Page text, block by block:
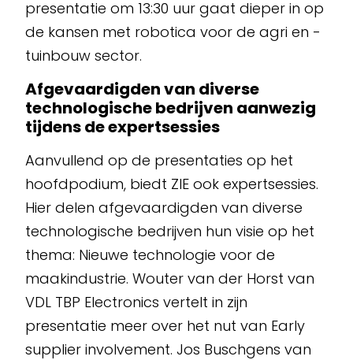
presentatie om 13:30 uur gaat dieper in op
de kansen met robotica voor de agri en -
tuinbouw sector.
Afgevaardigden van diverse
technologische bedrijven aanwezig
tijdens de expertsessies
Aanvullend op de presentaties op het
hoofdpodium, biedt ZIE ook expertsessies.
Hier delen afgevaardigden van diverse
technologische bedrijven hun visie op het
thema: Nieuwe technologie voor de
maakindustrie. Wouter van der Horst van
VDL TBP Electronics vertelt in zijn
presentatie meer over het nut van Early
supplier involvement. Jos Buschgens van